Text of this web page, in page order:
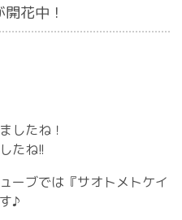
花中！
したね！
たね!!
ーブでは『サオトメトケイ
♪